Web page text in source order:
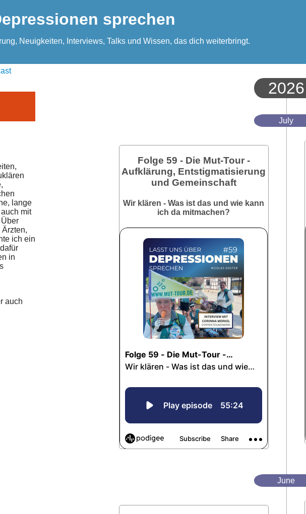
sprechen
Neuigkeiten, Interviews, Talks und Wissen, das dich weiterbringt.
lange
mit
Ärzten,
ich ein
in
auch
2026
July
Folge 59 - Die Mut-Tour -
Aufklärung, Entstigmatisierung
und Gemeinschaft
Wir klären - Was ist das und wie kann
ich da mitmachen?
June